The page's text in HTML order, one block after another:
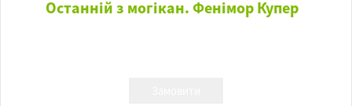
Останній з могікан. Фенімор Купер